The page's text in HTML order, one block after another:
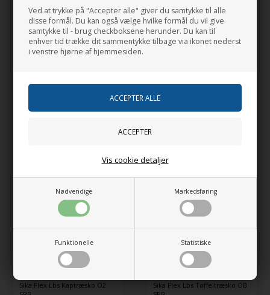
Ved at trykke på "Accepter alle" giver du samtykke til alle
disse formål. Du kan også vælge hvilke formål du vil give
samtykke til - brug checkboksene herunder. Du kan til
enhver tid trække dit sammentykke tilbage via ikonet nederst
i venstre hjørne af hjemmesiden.
Nødvendige Markedsføring
Funktionelle Statistiske
Vis cookie detaljer
- +
Forventet leveringstid:
Relaterede produkter
Sika Flex Lbs Kaptræsko O2
Sika Flex Lbs Tøffeltræsko OB